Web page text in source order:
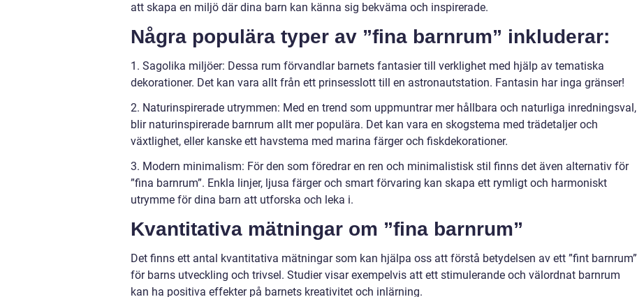
att skapa en miljö där dina barn kan känna sig bekväma och inspirerade.
Några populära typer av ”fina barnrum” inkluderar:
1. Sagolika miljöer: Dessa rum förvandlar barnets fantasier till verklighet med hjälp av tematiska
dekorationer. Det kan vara allt från ett prinsesslott till en astronautstation. Fantasin har inga gränser!
2. Naturinspirerade utrymmen: Med en trend som uppmuntrar mer hållbara och naturliga inredningsval,
blir naturinspirerade barnrum allt mer populära. Det kan vara en skogstema med trädetaljer och
växtlighet, eller kanske ett havstema med marina färger och fiskdekorationer.
3. Modern minimalism: För den som föredrar en ren och minimalistisk stil finns det även alternativ för
”fina barnrum”. Enkla linjer, ljusa färger och smart förvaring kan skapa ett rymligt och harmoniskt
utrymme för dina barn att utforska och leka i.
Kvantitativa mätningar om ”fina barnrum”
Det finns ett antal kvantitativa mätningar som kan hjälpa oss att förstå betydelsen av ett ”fint barnrum”
för barns utveckling och trivsel. Studier visar exempelvis att ett stimulerande och välordnat barnrum
kan ha positiva effekter på barnets kreativitet och inlärning.